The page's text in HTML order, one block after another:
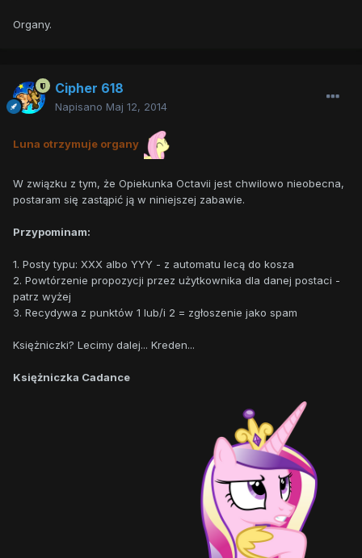
Organy.
Cipher 618
Napisano Maj 12, 2014
Luna otrzymuje organy
W związku z tym, że Opiekunka Octavii jest chwilowo nieobecna,
postaram się zastąpić ją w niniejszej zabawie.
Przypominam:
1. Posty typu: XXX albo YYY - z automatu lecą do kosza
2. Powtórzenie propozycji przez użytkownika dla danej postaci -
patrz wyżej
3. Recydywa z punktów 1 lub/i 2 = zgłoszenie jako spam
Księżniczki? Lecimy dalej... Kreden...
Księżniczka Cadance